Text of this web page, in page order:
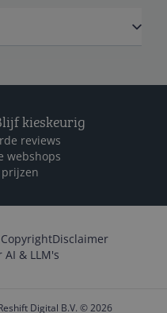
kieskeurig
reviews
webshops
CopyrightDisclaimer
& LLM's
Digital B.V. © 2026